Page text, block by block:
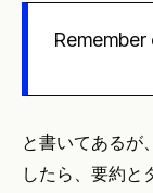
と書いてあるが
したら、要約と